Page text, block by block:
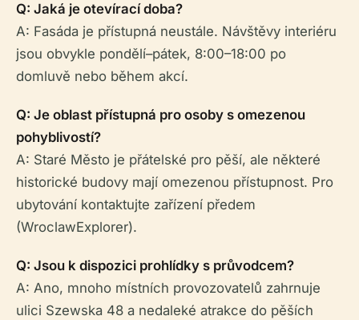
Q: Jaká je otevírací doba?
A: Fasáda je přístupná neustále. Návštěvy interiéru
jsou obvykle pondělí–pátek, 8:00–18:00 po
domluvě nebo během akcí.
Q: Je oblast přístupná pro osoby s omezenou
pohyblivostí?
A: Staré Město je přátelské pro pěší, ale některé
historické budovy mají omezenou přístupnost. Pro
ubytování kontaktujte zařízení předem
(WroclawExplorer).
Q: Jsou k dispozici prohlídky s průvodcem?
A: Ano, mnoho místních provozovatelů zahrnuje
ulici Szewska 48 a nedaleké atrakce do pěších